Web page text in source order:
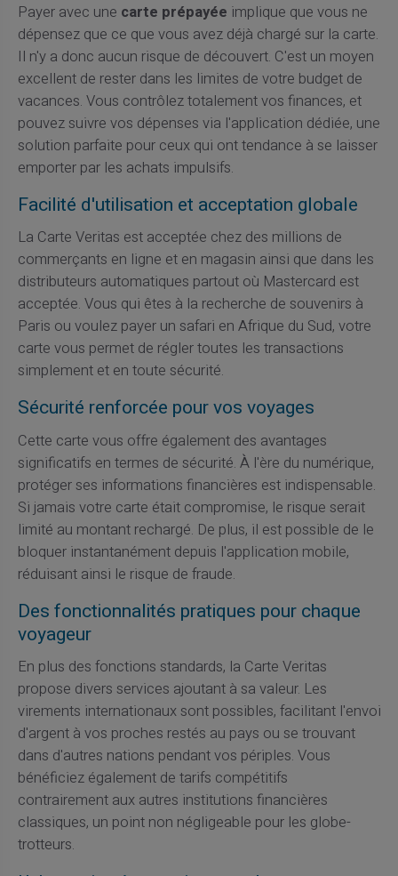
Payer avec une carte prépayée implique que vous ne
dépensez que ce que vous avez déjà chargé sur la carte.
Il n'y a donc aucun risque de découvert. C'est un moyen
excellent de rester dans les limites de votre budget de
vacances. Vous contrôlez totalement vos finances, et
pouvez suivre vos dépenses via l'application dédiée, une
solution parfaite pour ceux qui ont tendance à se laisser
emporter par les achats impulsifs.
Facilité d'utilisation et acceptation globale
La Carte Veritas est acceptée chez des millions de
commerçants en ligne et en magasin ainsi que dans les
distributeurs automatiques partout où Mastercard est
acceptée. Vous qui êtes à la recherche de souvenirs à
Paris ou voulez payer un safari en Afrique du Sud, votre
carte vous permet de régler toutes les transactions
simplement et en toute sécurité.
Sécurité renforcée pour vos voyages
Cette carte vous offre également des avantages
significatifs en termes de sécurité. À l'ère du numérique,
protéger ses informations financières est indispensable.
Si jamais votre carte était compromise, le risque serait
limité au montant rechargé. De plus, il est possible de le
bloquer instantanément depuis l'application mobile,
réduisant ainsi le risque de fraude.
Des fonctionnalités pratiques pour chaque
voyageur
En plus des fonctions standards, la Carte Veritas
propose divers services ajoutant à sa valeur. Les
virements internationaux sont possibles, facilitant l'envoi
d'argent à vos proches restés au pays ou se trouvant
dans d'autres nations pendant vos périples. Vous
bénéficiez également de tarifs compétitifs
contrairement aux autres institutions financières
classiques, un point non négligeable pour les globe-
trotteurs.